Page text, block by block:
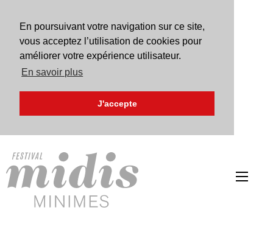
En poursuivant votre navigation sur ce site,
vous acceptez l’utilisation de cookies pour
améliorer votre expérience utilisateur.
En savoir plus
J'accepte